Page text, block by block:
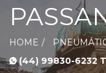
HOME
(44) 99830-6232